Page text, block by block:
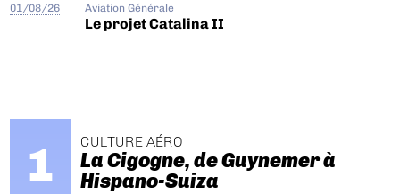
01/08/26 Aviation Générale
Le projet Catalina II
CULTURE AÉRO
La Cigogne, de Guynemer à
Hispano-Suiza